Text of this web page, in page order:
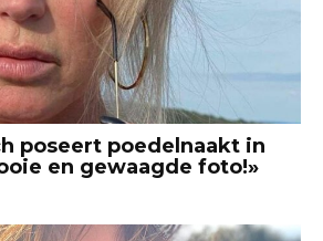
poseert poedelnaakt in
en gewaagde foto!»